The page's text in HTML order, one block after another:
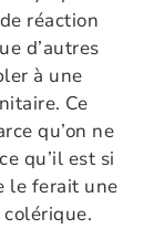
réaction
d’autres
à une
Ce
qu’on ne
qu’il est si
le ferait une